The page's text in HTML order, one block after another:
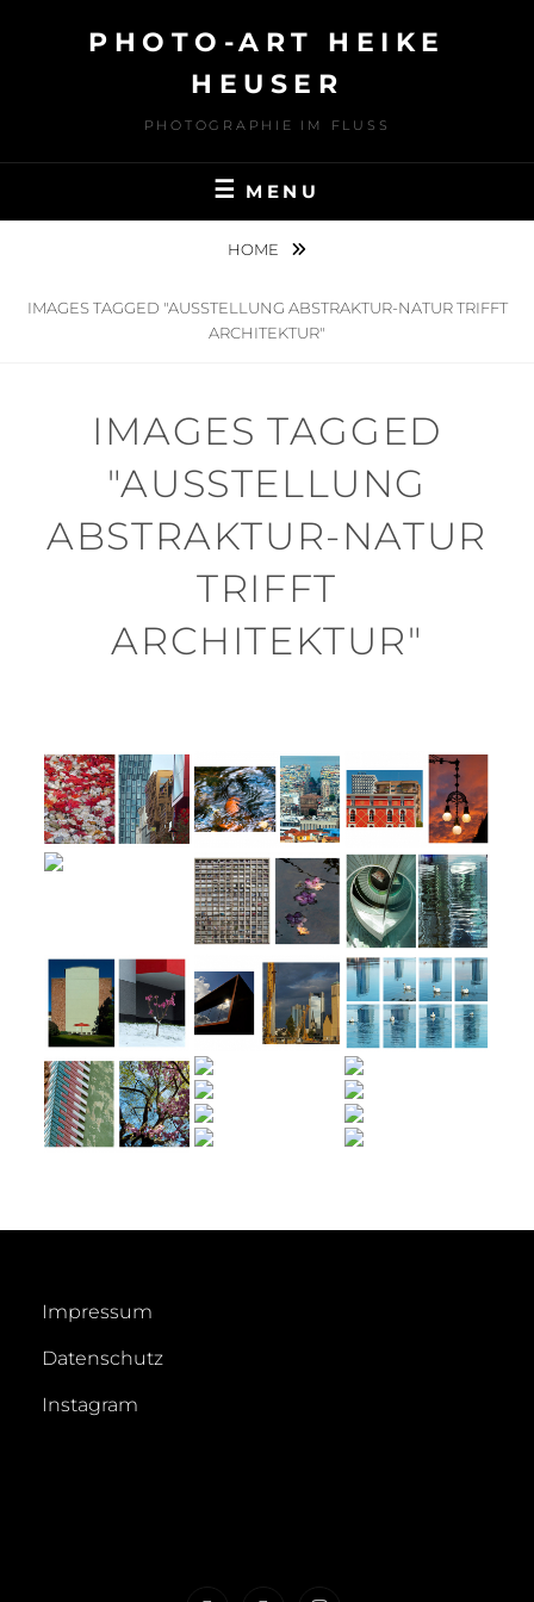
PHOTO-ART HEIKE
HEUSER
PHOTOGRAPHIE IM FLUSS
MENU
HOME
IMAGES TAGGED "AUSSTELLUNG ABSTRAKTUR-NATUR TRIFFT
ARCHITEKTUR"
IMAGES TAGGED
"AUSSTELLUNG
ABSTRAKTUR-NATUR
TRIFFT
ARCHITEKTUR"
Impressum
Datenschutz
Instagram